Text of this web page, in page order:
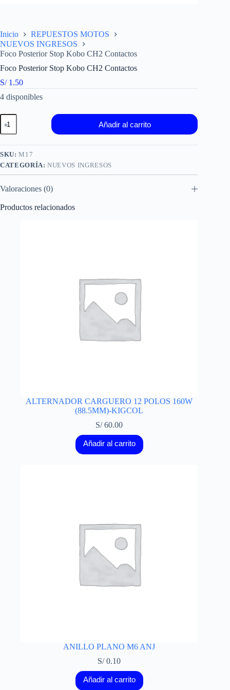
Inicio
REPUESTOS MOTOS
NUEVOS INGRESOS
Foco Posterior Stop Kobo CH2 Contactos
Foco Posterior Stop Kobo CH2 Contactos
S/1.50
4 disponibles
Foco
Posterior
Stop
Kobo
CH2
Contactos
cantidad
Añadir al carrito
SKU:M17
CATEGORÍA:NUEVOS INGRESOS
Valoraciones (0)
Productos relacionados
ALTERNADOR CARGUERO 12 POLOS 160W
(88.5MM)-KIGCOL
S/60.00
Añadir al carrito
ANILLO PLANO M6 ANJ
S/0.10
Añadir al carrito